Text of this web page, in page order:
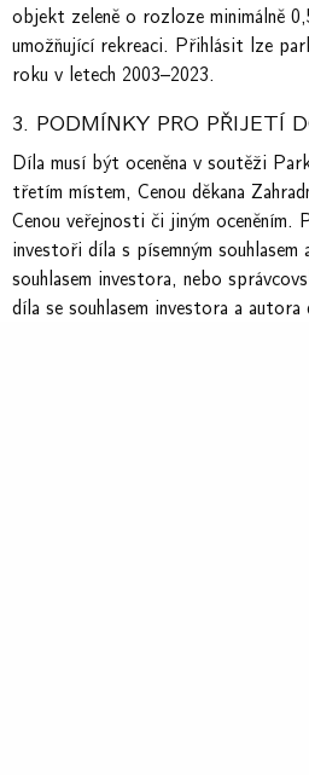
objekt zeleně o rozloze minimálně
umožňující rekreaci. Přihlásit lze
roku v letech 2003–2023.
3. PODMÍNKY PRO PŘIJETÍ
Díla musí být oceněna v soutěži
třetím místem, Cenou děkana
Cenou veřejnosti či jiným oceněním.
investoři díla s písemným
souhlasem investora, nebo
díla se souhlasem investora a